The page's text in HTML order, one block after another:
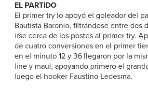
EL PARTIDO
El primer try lo apoyó el goleador del
Bautista Baronio, filtrándose entre dos
irse cerca de los postes al primer try.
de cuatro conversiones en el primer
en el minuto 12 y 36 llegaron por la
line y maul, apoyando primero el
luego el hooker Faustino Ledesma.